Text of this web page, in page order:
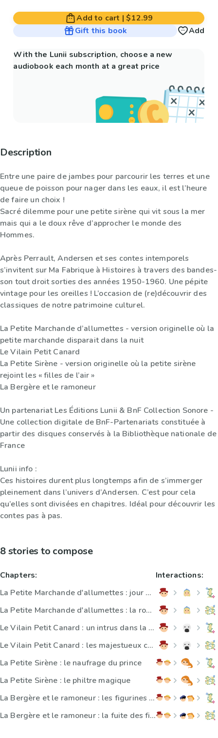
Add to cart |$12.99
Gift this book
Add
With the Lunii subscription, choose a new
audiobook each month at a great price
Description
Entre une paire de jambes pour parcourir les terres et une
queue de poisson pour nager dans les eaux, il est l’heure
de faire un choix !
Sacré dilemme pour une petite sirène qui vit sous la mer
mais qui a le doux rêve d’approcher le monde des
Hommes.
Après Perrault, Andersen et ses contes intemporels
s’invitent sur Ma Fabrique à Histoires à travers des bandes-
son tout droit sorties des années 1950-1960. Une pépite
vintage pour les oreilles ! L’occasion de (re)découvrir des
classiques de notre patrimoine culturel.
La Petite Marchande d’allumettes - version originelle où la
petite marchande disparait dans la nuit
Le Vilain Petit Canard
La Petite Sirène - version originelle où la petite sirène
rejoint les « filles de l’air »
La Bergère et le ramoneur
Un partenariat Les Éditions Lunii & BnF Collection Sonore -
Une collection digitale de BnF-Partenariats constituée à
partir des disques conservés à la Bibliothèque nationale de
France
Lunii info :
Ces histoires durent plus longtemps afin de s’immerger
pleinement dans l’univers d’Andersen. C’est pour cela
qu’elles sont divisées en chapitres. Idéal pour découvrir les
contes pas à pas.
8 stories to compose
Chapters:
La Petite Marchande d'allumettes : jour de carnaval
La Petite Marchande d'allumettes : la ronde des masque
Le Vilain Petit Canard : un intrus dans la basse-cour
Le Vilain Petit Canard : les majestueux cygnes blancs
La Petite Sirène : le naufrage du prince
La Petite Sirène : le philtre magique
La Bergère et le ramoneur : les figurines de porcelaine
La Bergère et le ramoneur : la fuite des fiancés
Interactions: